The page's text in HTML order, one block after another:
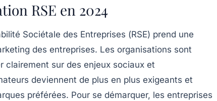
RSE en 2024
Sociétale des Entreprises (RSE) prend une
des entreprises. Les organisations sont
clairement sur des enjeux sociaux et
deviennent de plus en plus exigeants et
préférées. Pour se démarquer, les entreprises